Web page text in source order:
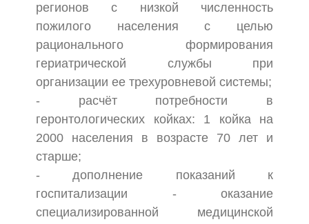
регионов с низкой численность
пожилого населения с целью
рационального формирования
гериатрической службы при
организации ее трехуровневой системы;
- расчёт потребности в
геронтологических койках: 1 койка на
2000 населения в возрасте 70 лет и
старше;
- дополнение показаний к
госпитализации - оказание
специализированной медицинской